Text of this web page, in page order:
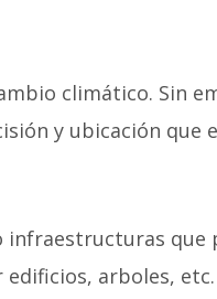
climático. Sin
y ubicación que
arboles,